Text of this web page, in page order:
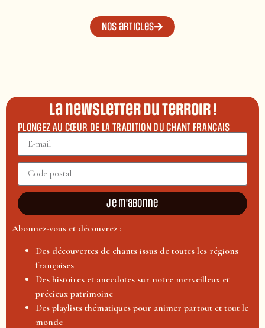
Nos articles
La newsletter du terroir !
PLONGEZ AU CŒUR DE LA TRADITION DU CHANT FRANÇAIS
Je m'abonne
Abonnez-vous et découvrez :
Des découvertes de chants issus de toutes les régions
françaises
Des histoires et anecdotes sur notre merveilleux et
précieux patrimoine
Des playlists thématiques pour animer partout et tout le
monde